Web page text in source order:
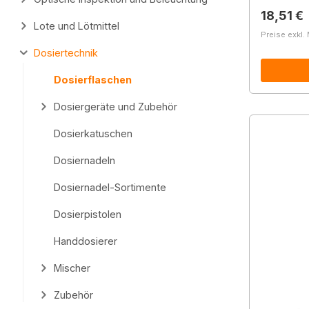
Lote und Lötmittel
Dosiertechnik
Dosierflaschen
Dosiergeräte und Zubehör
Dosierkatuschen
Dosiernadeln
Dosiernadel-Sortimente
Dosierpistolen
Handdosierer
Mischer
Zubehör
18,51 €
Preise exkl.